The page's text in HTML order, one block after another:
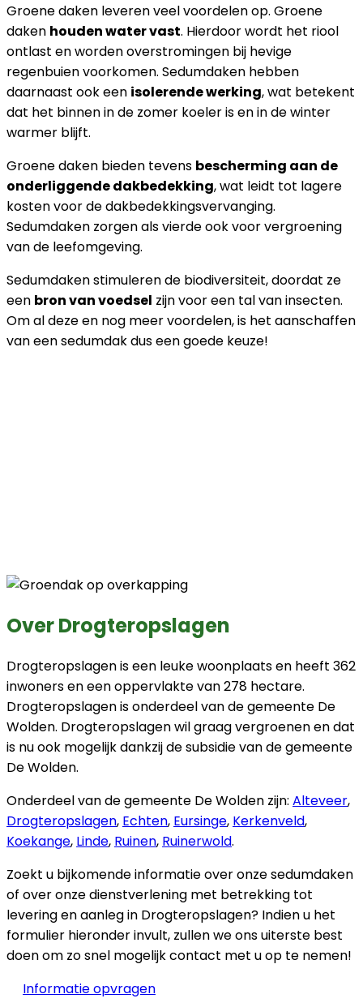
Groene daken leveren veel voordelen op. Groene
daken houden water vast. Hierdoor wordt het riool
ontlast en worden overstromingen bij hevige
regenbuien voorkomen. Sedumdaken hebben
daarnaast ook een isolerende werking, wat betekent
dat het binnen in de zomer koeler is en in de winter
warmer blijft.
Groene daken bieden tevens bescherming aan de
onderliggende dakbedekking, wat leidt tot lagere
kosten voor de dakbedekkingsvervanging.
Sedumdaken zorgen als vierde ook voor vergroening
van de leefomgeving.
Sedumdaken stimuleren de biodiversiteit, doordat ze
een bron van voedsel zijn voor een tal van insecten.
Om al deze en nog meer voordelen, is het aanschaffen
van een sedumdak dus een goede keuze!
Over Drogteropslagen
Drogteropslagen is een leuke woonplaats en heeft 362
inwoners en een oppervlakte van 278 hectare.
Drogteropslagen is onderdeel van de gemeente De
Wolden. Drogteropslagen wil graag vergroenen en dat
is nu ook mogelijk dankzij de subsidie van de gemeente
De Wolden.
Onderdeel van de gemeente De Wolden zijn: Alteveer,
Drogteropslagen, Echten, Eursinge, Kerkenveld,
Koekange, Linde, Ruinen, Ruinerwold.
Zoekt u bijkomende informatie over onze sedumdaken
of over onze dienstverlening met betrekking tot
levering en aanleg in Drogteropslagen? Indien u het
formulier hieronder invult, zullen we ons uiterste best
doen om zo snel mogelijk contact met u op te nemen!
Informatie opvragen